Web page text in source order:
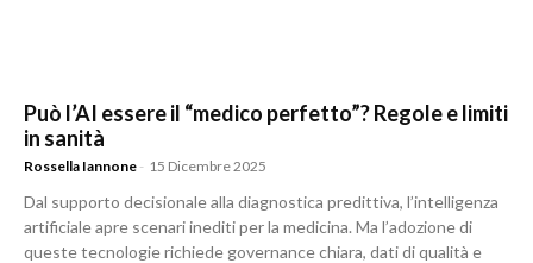
Può l’AI essere il “medico perfetto”? Regole e limiti
in sanità
Rossella Iannone - 15 Dicembre 2025
Dal supporto decisionale alla diagnostica predittiva, l’intelligenza
artificiale apre scenari inediti per la medicina. Ma l’adozione di
queste tecnologie richiede governance chiara, dati di qualità e